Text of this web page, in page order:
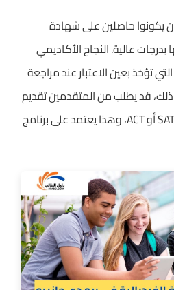
يكونوا حاصلين على شهادة
بدرجات عالية. النجاح الأكاديمي
تؤخذ بعين الاعتبار عند مراجعة
ذلك، قد يطلب من المتقدمين تقديم
نتائج اختبارات معيارية مثل SAT أو ACT، وهذا يعتمد على برنامج